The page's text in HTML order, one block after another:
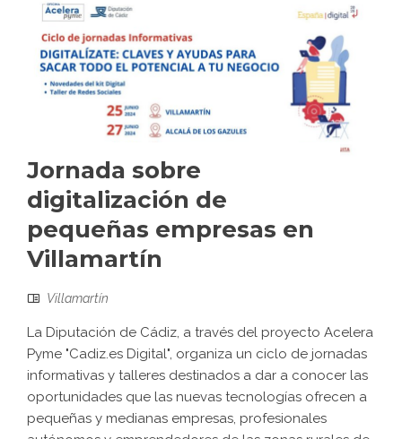
Jornada sobre
digitalización de
pequeñas empresas en
Villamartín
Villamartín
La Diputación de Cádiz, a través del proyecto Acelera
Pyme "Cadiz.es Digital", organiza un ciclo de jornadas
informativas y talleres destinados a dar a conocer las
oportunidades que las nuevas tecnologías ofrecen a
pequeñas y medianas empresas, profesionales